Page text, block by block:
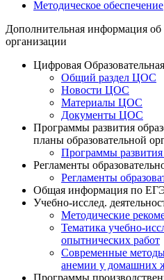
Методическое обеспечение
Дополнительная информация об
организации
Цифровая
Общий раздел ЦОС
Новости ЦОС
Материалы ЦОС
Документы ЦОС
Программы развития
планы образовательной
Программы
Регламенты
Регламенты
Общая информация по
Учебно-исслед.
Методические
Тематика учебно-
опытнических работ
Современные
анемии у домашних
Программы